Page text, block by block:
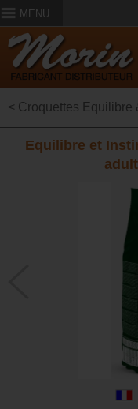
MENU
< Croquettes Equilibre
Equilibre et